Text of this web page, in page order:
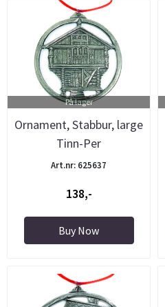
På lager
Ornament, Stabbur, large
Tinn-Per
Art.nr: 625637
138,-
Buy Now